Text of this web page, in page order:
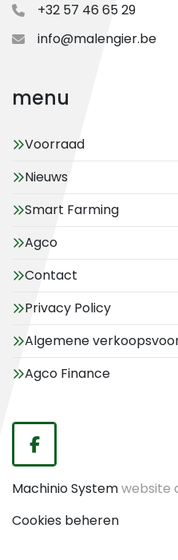
+32 57 46 65 29
info@malengier.be
menu
Voorraad
Nieuws
Smart Farming
Agco
Contact
Privacy Policy
Algemene
Agco Finance
facebook
Machinio Systemwebsite
Cookies beheren